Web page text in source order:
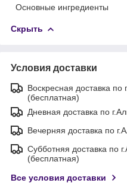
Основные ингредиенты
Скрыть
Условия доставки
Воскресная доставка
(бесплатная)
Дневная доставка по
Вечерняя доставка по
Субботняя доставка по
(бесплатная)
Все условия доставки